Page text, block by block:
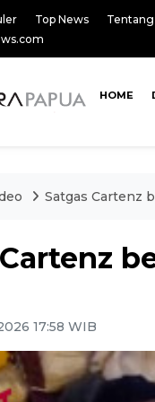
Top News Tentang
HOME
Satgas Cartenz
17:58 WIB